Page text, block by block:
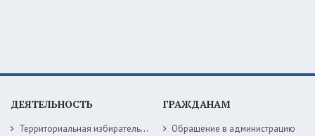
ДЕЯТЕЛЬНОСТЬ
Территориальная избирательная комиссия
ГРАЖДАНАМ
Обращение в администрацию